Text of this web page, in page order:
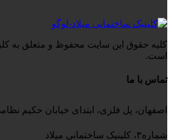
کلیه حقوق این سایت محفوظ و متعلق به
است.
تماس با ما
اصفهان، پل فلزی، ابتدای خیابان حکیم
شماره۳، کلینیک ساختمانی میلاد